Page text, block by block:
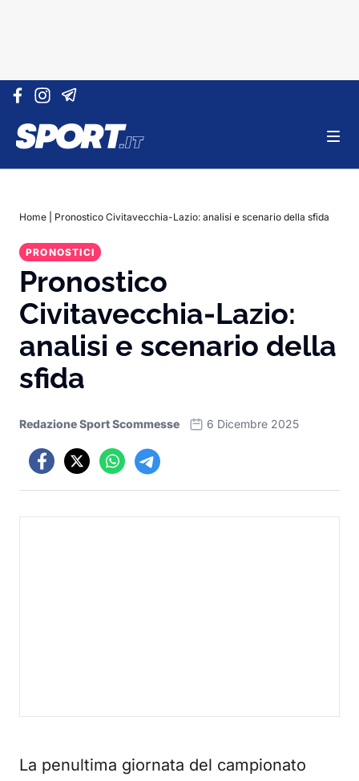
Vai al contenuto
Home Pronostico Civitavecchia-Lazio: analisi e scenario della sfida
PRONOSTICI
Pronostico
Civitavecchia-Lazio:
analisi e scenario della
sfida
Redazione Sport Scommesse 6 Dicembre 2025
La penultima giornata del campionato